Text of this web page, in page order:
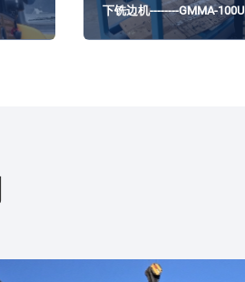
下铣边机--------GMMA-100U